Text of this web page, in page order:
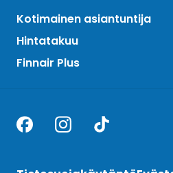
Kotimainen asiantuntija
Hintatakuu
Finnair Plus